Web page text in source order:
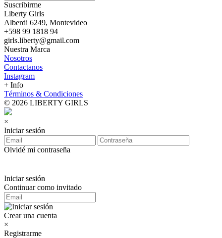
Suscribirme
Liberty Girls
Alberdi 6249, Montevideo
+598 99 1818 94
girls.liberty@gmail.com
Nuestra Marca
Nosotros
Contactanos
Instagram
+ Info
Términos & Condiciones
© 2026 LIBERTY GIRLS
×
Iniciar sesión
Olvidé mi contraseña
Iniciar sesión
Continuar como invitado
Crear una cuenta
×
Registrarme